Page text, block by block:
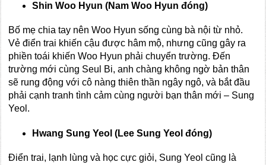
Shin Woo Hyun (Nam Woo Hyun đóng)
Bố mẹ chia tay nên Woo Hyun sống cùng bà nội từ nhỏ.
Vẻ điển trai khiến cậu được hâm mộ, nhưng cũng gây ra
phiền toái khiến Woo Hyun phải chuyển trường. Đến
trường mới cùng Seul Bi, anh chàng không ngờ bản thân
sẽ rung động với cô nàng thiên thần ngây ngô, và bắt đầu
phải cạnh tranh tình cảm cùng người bạn thân mới – Sung
Yeol.
Hwang Sung Yeol (Lee Sung Yeol đóng)
Điển trai, lạnh lùng và học cực giỏi, Sung Yeol cũng là